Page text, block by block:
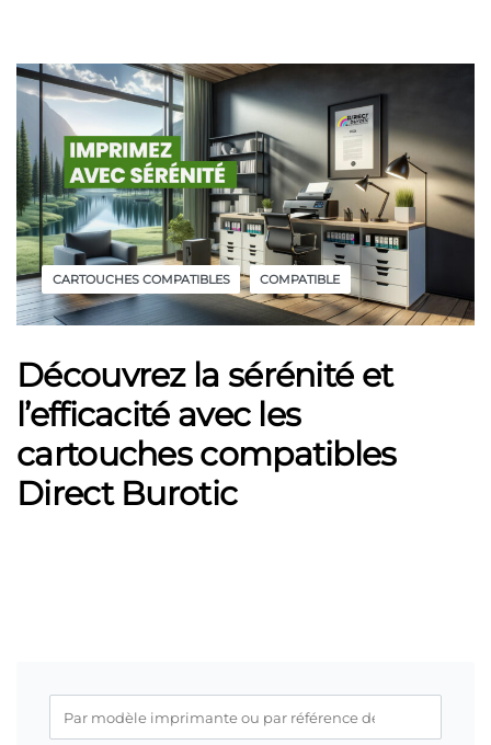
CARTOUCHES COMPATIBLES COMPATIBLE
Découvrez la sérénité et
l’efficacité avec les
cartouches compatibles
Direct Burotic